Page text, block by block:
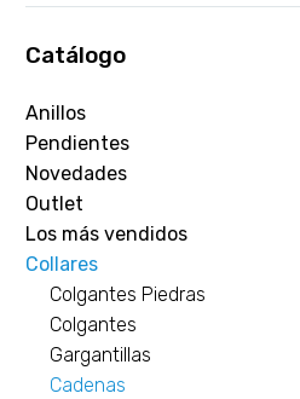
Catálogo
Anillos
Pendientes
Novedades
Outlet
Los más vendidos
Collares
Colgantes Piedras
Colgantes
Gargantillas
Cadenas